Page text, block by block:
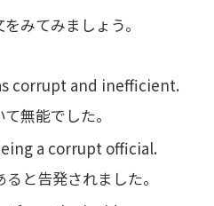
みてみましょう。
corrupt and inefficient.
無能でした。
a corrupt official.
と告発されました。